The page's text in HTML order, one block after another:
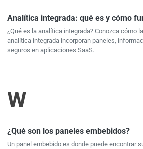
Analítica integrada: qué es y cómo
¿Qué es la analítica integrada? Conozca cómo
analítica integrada incorporan paneles,
seguros en aplicaciones SaaS.
W
¿Qué son los paneles embebidos?
Un panel embebido es donde puede encontrar